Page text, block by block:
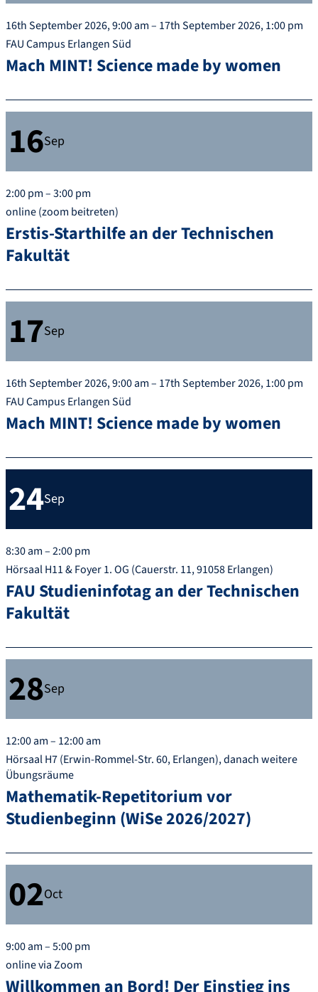
16th September 2026, 9:00 am – 17th September 2026, 1:00 pm
Mach MINT! Science made by women
FAU Campus Erlangen Süd
16Sep
2:00 pm – 3:00 pm
Erstis-Starthilfe an der Technischen
Fakultät
online (zoom beitreten)
17Sep
16th September 2026, 9:00 am – 17th September 2026, 1:00 pm
Mach MINT! Science made by women
FAU Campus Erlangen Süd
24Sep
8:30 am – 2:00 pm
FAU Studieninfotag an der Technischen
Fakultät
Hörsaal H11 & Foyer 1. OG (Cauerstr. 11, 91058 Erlangen)
28Sep
12:00 am – 12:00 am
Mathematik-Repetitorium vor
Studienbeginn (WiSe 2026/2027)
Hörsaal H7 (Erwin-Rommel-Str. 60, Erlangen), danach weitere
Übungsräume
02Oct
9:00 am – 5:00 pm
Willkommen an Bord! Der Einstieg ins
online via Zoom